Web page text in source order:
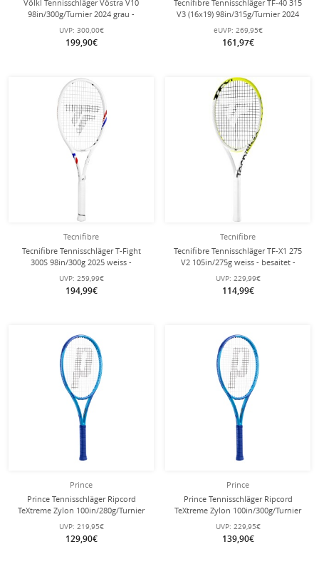
Völkl Tennisschläger Vöstra V10
98in/300g/Turnier 2024 grau -
unbesaitet -
UVP: 300,00€
199,90€
Tecnifibre Tennisschläger TF-40 315
V3 (16x19) 98in/315g/Turnier 2024
weiss/grün - unbesaitet -
eUVP: 269,95€
161,97€
Tecnifibre
Tecnifibre Tennisschläger T-Fight
300S 98in/300g 2025 weiss -
unbesaitet -
UVP: 259,99€
194,99€
Tecnifibre
Tecnifibre Tennisschläger TF-X1 275
V2 105in/275g weiss - besaitet -
UVP: 229,99€
114,99€
Prince
Prince Tennisschläger Ripcord
TeXtreme Zylon 100in/280g/Turnier
2025 blau - unbesaitet -
UVP: 219,95€
129,90€
Prince
Prince Tennisschläger Ripcord
TeXtreme Zylon 100in/300g/Turnier
2025 blau - unbesaitet -
UVP: 229,95€
139,90€